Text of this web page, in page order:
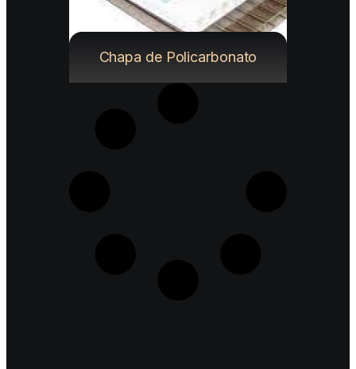
Chapa de Policarbonato